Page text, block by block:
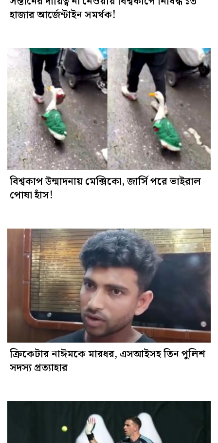
হাজার আর্জেন্টাইন সমর্থক!
বিশ্বকাপ উন্মাদনায় মেক্সিকো, জার্সি পরে ভাইরাল
পোষা হাঁস!
ক্রিকেটার নাঈমকে মারধর, এসআইসহ তিন পুলিশ
সদস্য প্রত্যাহার